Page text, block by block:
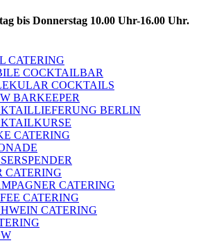
bis Donnerstag 10.00 Uhr-16.00 Uhr.
CATERING
COCKTAILBAR
COCKTAILS
BARKEEPER
BERLIN
CATERING
CATERING
CATERING
CATERING
CATERING